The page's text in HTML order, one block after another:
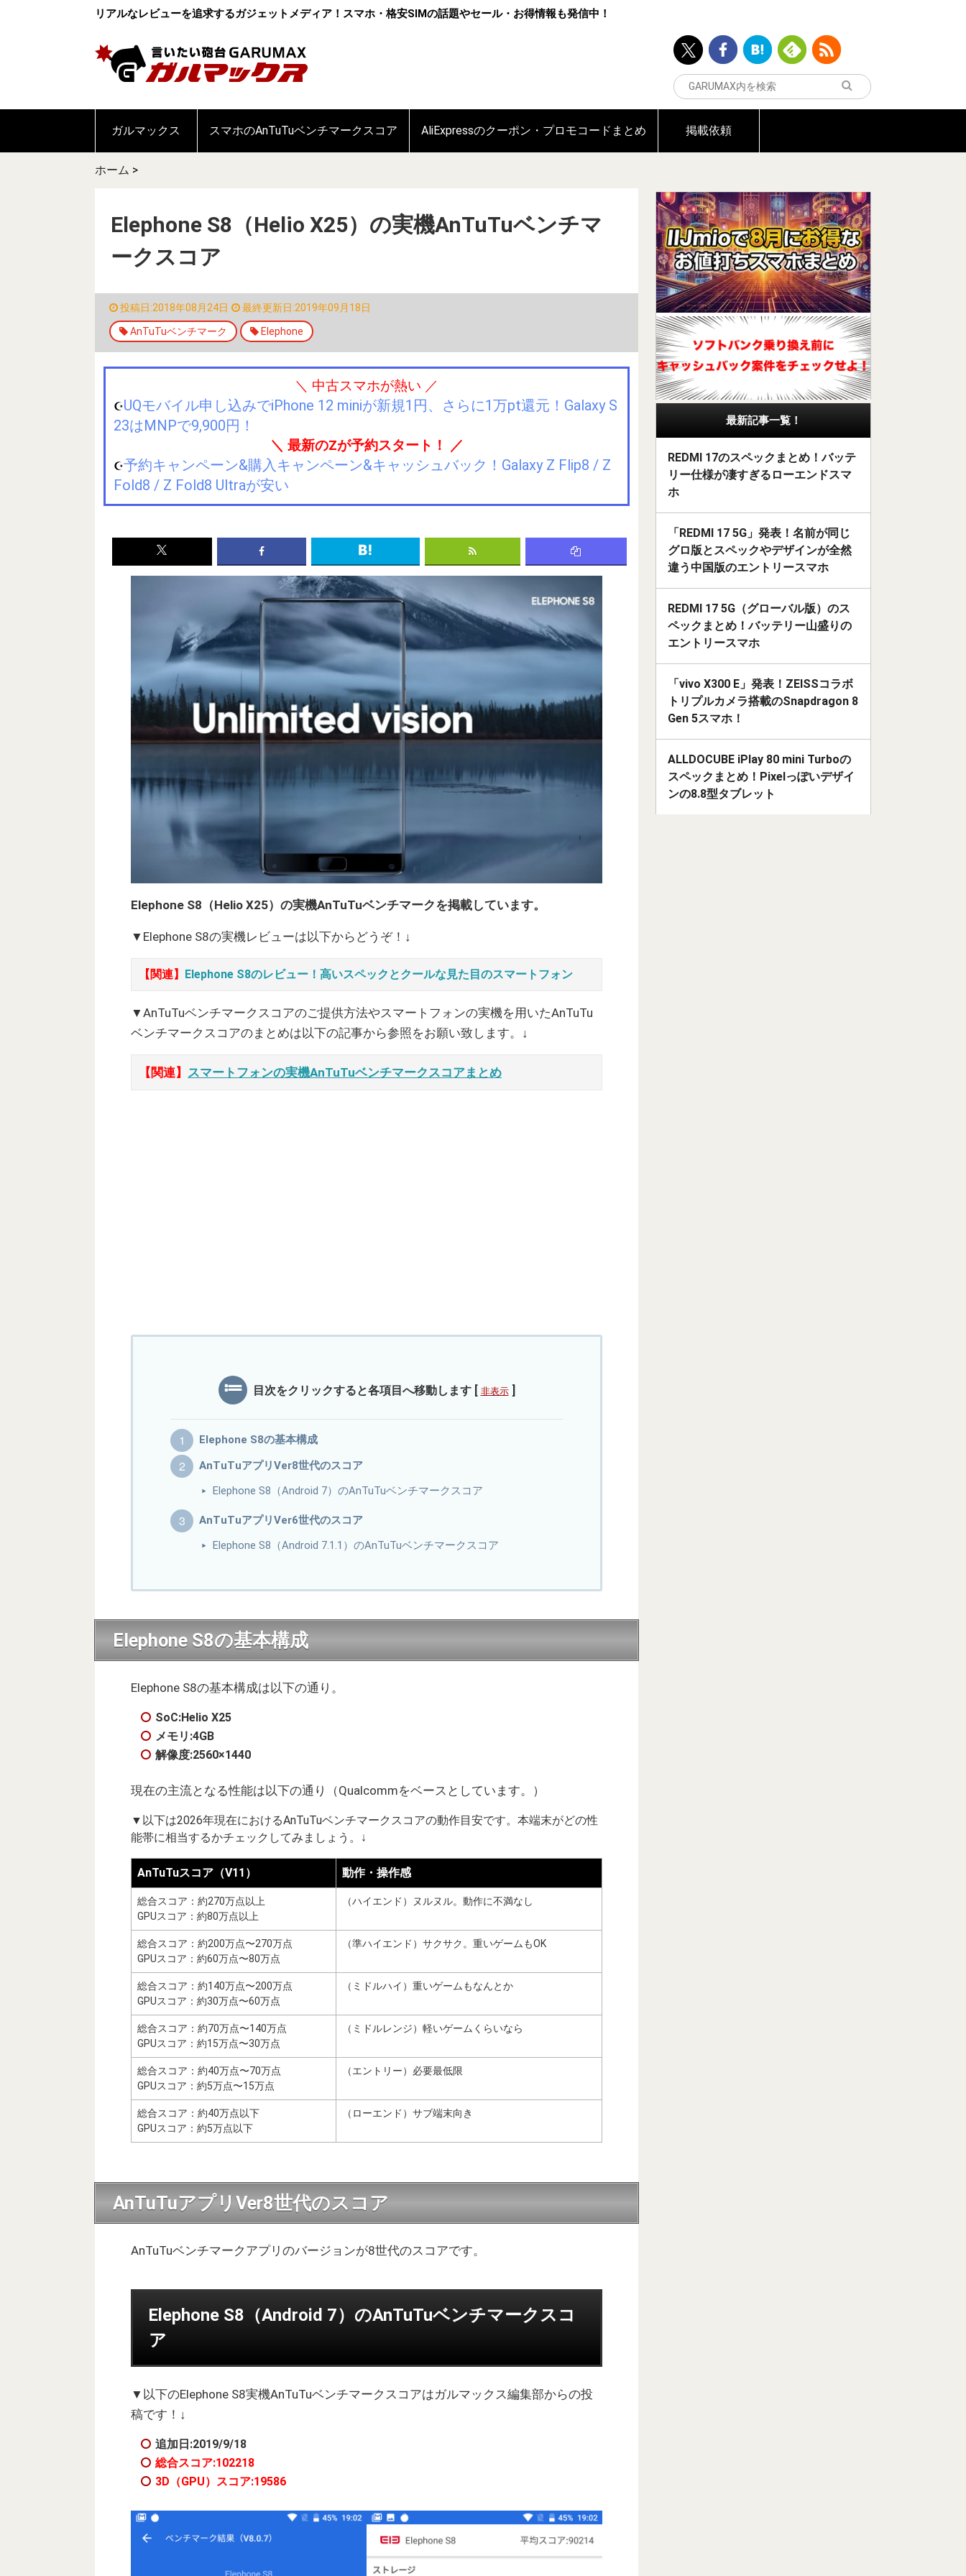
リアルなレビューを追求するガジェットメディア！スマホ・格安SIMの話題やセール・お得情報も発信中！
ガルマックス スマホのAnTuTuベンチマークスコア AliExpressのクーポン・プロモコードまとめ 掲載依頼
ホーム >
Elephone S8（Helio X25）の実機AnTuTuベンチマ
ークスコア
投稿日:2018年08月24日 最終更新日:2019年09月18日
AnTuTuベンチマーク Elephone
＼ 中古スマホが熱い ／
☪️UQモバイル申し込みでiPhone 12 miniが新規1円、さらに1万pt還元！Galaxy S
23はMNPで9,900円！
＼ 最新のZが予約スタート！ ／
☪️予約キャンペーン&購入キャンペーン&キャッシュバック！Galaxy Z Flip8 / Z
Fold8 / Z Fold8 Ultraが安い
Elephone S8（Helio X25）の実機AnTuTuベンチマークを掲載しています。
▼Elephone S8の実機レビューは以下からどうぞ！↓
【関連】 Elephone S8のレビュー！高いスペックとクールな見た目のスマートフォン
▼AnTuTuベンチマークスコアのご提供方法やスマートフォンの実機を用いたAnTuTu
ベンチマークスコアのまとめは以下の記事から参照をお願い致します。↓
【関連】 スマートフォンの実機AnTuTuベンチマークスコアまとめ
目次をクリックすると各項目へ移動します [ 非表示 ]
Elephone S8の基本構成
AnTuTuアプリVer8世代のスコア
Elephone S8（Android 7）のAnTuTuベンチマークスコア
AnTuTuアプリVer6世代のスコア
Elephone S8（Android 7.1.1）のAnTuTuベンチマークスコア
Elephone S8の基本構成
Elephone S8の基本構成は以下の通り。
SoC:Helio X25
メモリ:4GB
解像度:2560×1440
現在の主流となる性能は以下の通り（Qualcommをベースとしています。）
▼以下は2026年現在におけるAnTuTuベンチマークスコアの動作目安です。本端末がどの性
能帯に相当するかチェックしてみましょう。↓
AnTuTuスコア（V11） 動作・操作感
総合スコア：約270万点以上
GPUスコア：約80万点以上
（ハイエンド）ヌルヌル。動作に不満なし
総合スコア：約200万点〜270万点
GPUスコア：約60万点〜80万点
（準ハイエンド）サクサク。重いゲームもOK
総合スコア：約140万点〜200万点
GPUスコア：約30万点〜60万点
（ミドルハイ）重いゲームもなんとか
総合スコア：約70万点〜140万点
GPUスコア：約15万点〜30万点
（ミドルレンジ）軽いゲームくらいなら
総合スコア：約40万点〜70万点
GPUスコア：約5万点〜15万点
（エントリー）必要最低限
総合スコア：約40万点以下
GPUスコア：約5万点以下
（ローエンド）サブ端末向き
AnTuTuアプリVer8世代のスコア
AnTuTuベンチマークアプリのバージョンが8世代のスコアです。
Elephone S8（Android 7）のAnTuTuベンチマークスコ
ア
▼以下のElephone S8実機AnTuTuベンチマークスコアはガルマックス編集部からの投
稿です！↓
追加日:2019/9/18
総合スコア:102218
3D（GPU）スコア:19586
最新記事一覧！
REDMI 17のスペックまとめ！バッテ
リー仕様が凄すぎるローエンドスマ
ホ
「REDMI 17 5G」発表！名前が同じ
グロ版とスペックやデザインが全然
違う中国版のエントリースマホ
REDMI 17 5G（グローバル版）のス
ペックまとめ！バッテリー山盛りの
エントリースマホ
「vivo X300 E」発表！ZEISSコラボ
トリプルカメラ搭載のSnapdragon 8
Gen 5スマホ！
ALLDOCUBE iPlay 80 mini Turboの
スペックまとめ！Pixelっぽいデザイ
ンの8.8型タブレット